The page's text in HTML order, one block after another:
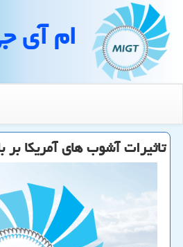
ام آی
تاثیرات آشوب های آمریكا